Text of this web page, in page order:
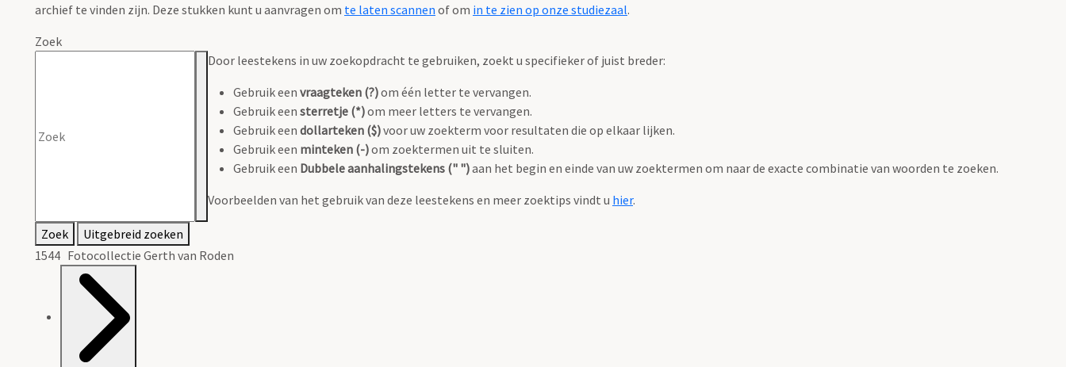
archief te vinden zijn. Deze stukken kunt u aanvragen om te laten scannen of om in te zien op onze studiezaal.
Zoek
Door leestekens in uw zoekopdracht te gebruiken, zoekt u specifieker of juist breder:
Gebruik een vraagteken (?)om één letter te vervangen.
Gebruik een sterretje (*)om meer letters te vervangen.
Gebruik een dollarteken ($)voor uw zoekterm voor resultaten die op elkaar lijken.
Gebruik een minteken (-)om zoektermen uit te sluiten.
Gebruik een Dubbele aanhalingstekens (" ")aan het begin en einde van uw zoektermen om naar de exacte combinatie van woorden te zoeken.
Voorbeelden van het gebruik van deze leestekens en meer zoektips vindt u hier.
Zoek
Uitgebreid zoeken
1544 Fotocollectie Gerth van Roden